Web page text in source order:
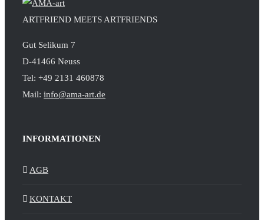
ARTFRIEND MEETS ARTFRIENDS
Gut Selikum 7
D-41466 Neuss
Tel: +49 2131 460878
Mail: info@ama-art.de
INFORMATIONEN
AGB
KONTAKT